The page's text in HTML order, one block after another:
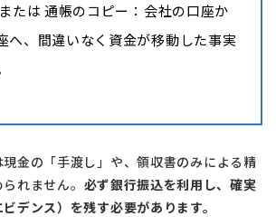
たは 通帳のコピー：会社の口座か
へ、間違いなく資金が移動した事実
金の「手渡し」や、領収書のみによる精
れません。 必ず銀行振込を利用し、確実
デンス）を残す必要があります。